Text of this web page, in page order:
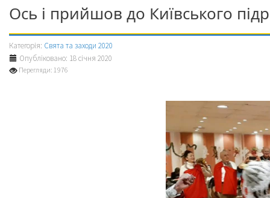
Ось і прийшов до Київського
Категорія: Свята та заходи 2020
Опубліковано: 18 січня 2020
Перегляди: 1976